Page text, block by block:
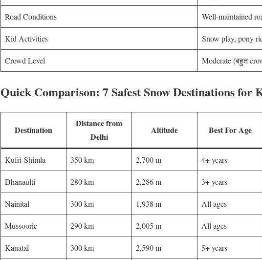
Road Conditions Well-maintained
Kid Activities Snow play, pony
Crowd Level Moderate (बहुत
Quick Comparison: 7 Safest Snow Destinations for
Destination
Distance from
Delhi
Altitude Best For Age
Kufri-Shimla 350 km 2,700 m 4+ years
Dhanaulti 280 km 2,286 m 3+ years
Nainital 300 km 1,938 m All ages
Mussoorie 290 km 2,005 m All ages
Kanatal 300 km 2,590 m 5+ years